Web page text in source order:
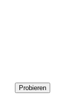
Probieren